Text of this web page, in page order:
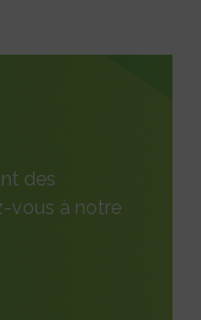
des
vous à notre